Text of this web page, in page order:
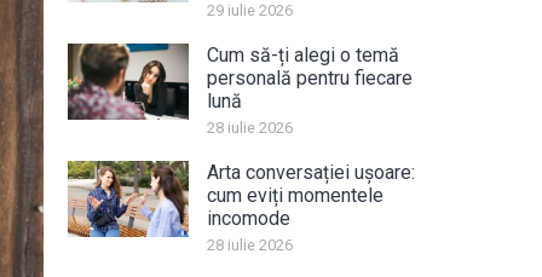
29 iulie 2026
Cum să-ți alegi o temă
personală pentru fiecare
lună
28 iulie 2026
Arta conversației ușoare:
cum eviți momentele
incomode
28 iulie 2026